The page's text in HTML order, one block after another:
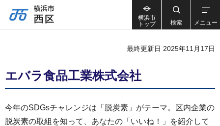
横浜市
トップ
検索 メニュー
最終更新日 2025年11月17日
エバラ食品工業株式会社
今年のSDGsチャレンジは「脱炭素」がテーマ。区内企業の
脱炭素の取組を知って、あなたの「いいね！」を紹介して